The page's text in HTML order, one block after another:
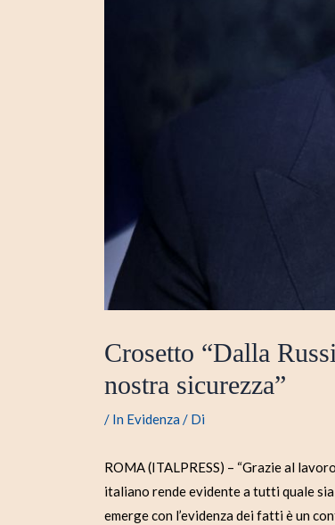
Crosetto “Dalla
nostra sicurezza”
/ In Evidenza / Di
ROMA (ITALPRESS) – “Grazie al
italiano rende evidente a tutti quale
emerge con l’evidenza dei fatti è un